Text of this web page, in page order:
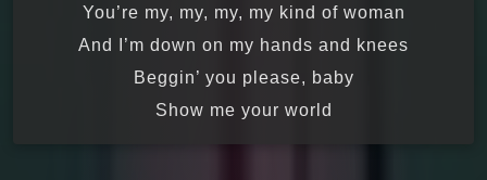
You’re my, my, my, my kind of woman
And I’m down on my hands and knees
Beggin’ you please, baby
Show me your world